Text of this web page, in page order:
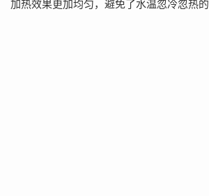
加热效果更加均匀，避免了水温忽冷忽热的